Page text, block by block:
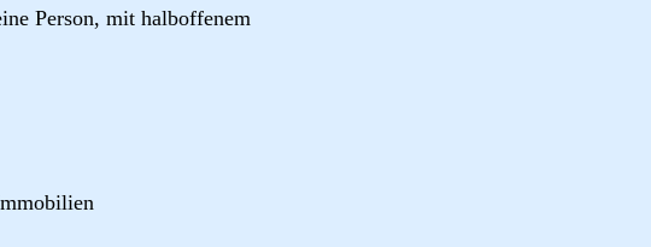
Person, mit halboffenem